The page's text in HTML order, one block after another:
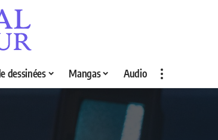
dessinées Mangas Audio